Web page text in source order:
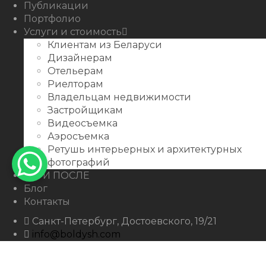
Публикации
Портфолио
Услуги и стоимость
Клиентам из Беларуси
Дизайнерам
Отельерам
Риелторам
Владельцам недвижимости
Застройщикам
Видеосъемка
Аэросъемка
Ретушь интерьерных и архитектурных
фотографий
ДО И ПОСЛЕ
Блог
Контакты
Санкт-Петербург, Достоевского, 19/21
info@boldysh.com